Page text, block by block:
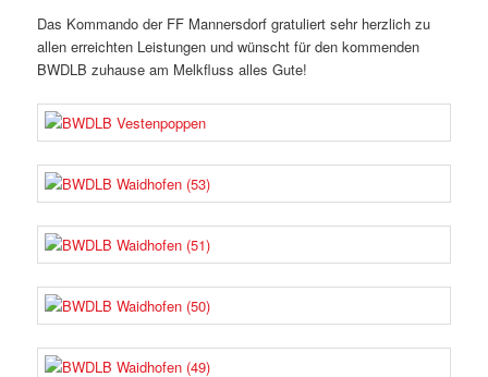
Das Kommando der FF Mannersdorf gratuliert sehr herzlich zu
allen erreichten Leistungen und wünscht für den kommenden
BWDLB zuhause am Melkfluss alles Gute!